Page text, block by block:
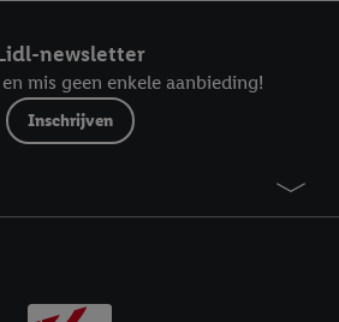
newsletter
mis geen enkele aanbieding!
Inschrijven